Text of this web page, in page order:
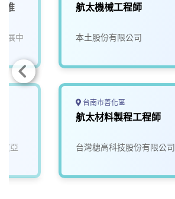
推
展中
(亞
航太機械工程師
本土股份有限公司
台南市善化區
航太材料製程工程師
台灣穗高科技股份有限公司